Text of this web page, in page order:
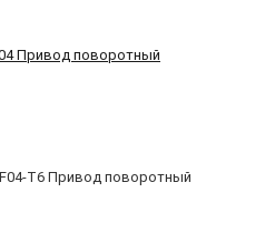
Привод поворотный